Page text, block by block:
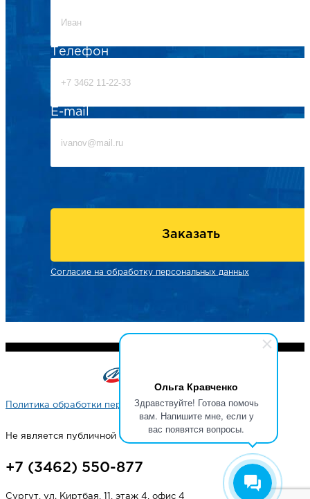
Ольга Кравченко
Здравствуйте! Готова помочь
вам. Напишите мне, если у
вас появятся вопросы.
Телефон
E-mail
Заказать
Согласие на обработку персональных данных
Политика обработки персональных данных
Не является публичной офертой
+7 (3462) 550-877
Сургут, ул. Киртбая, 11, этаж 4, офис 4